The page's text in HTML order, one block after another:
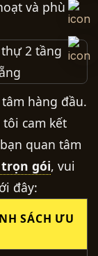
và phù
hàng đầu.
tôi cam kết
quan tâm
gói, vui
đây:
SÁCH ƯU